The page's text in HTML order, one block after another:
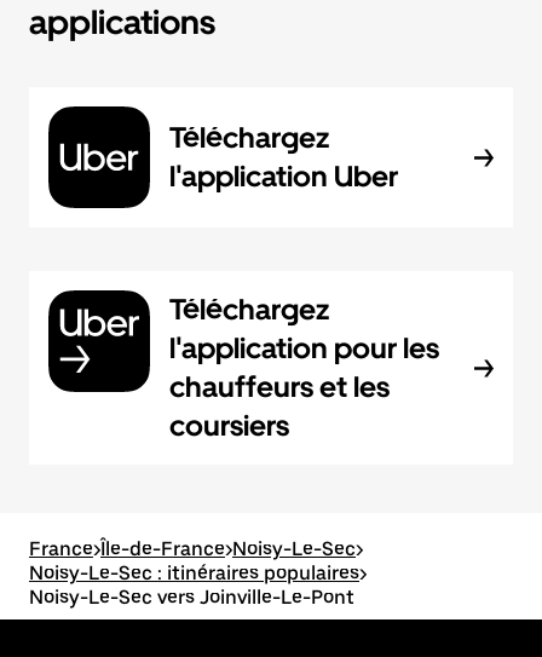
applications
Téléchargez
l'application Uber
Téléchargez
l'application pour les
chauffeurs et les
coursiers
France>Île-de-France>Noisy-Le-Sec>
Noisy-Le-Sec : itinéraires populaires>
Noisy-Le-Sec vers Joinville-Le-Pont